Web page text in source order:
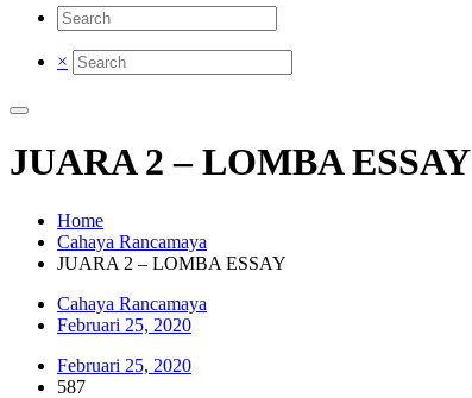
×
JUARA 2 – LOMBA ESSAY
Home
Cahaya Rancamaya
JUARA 2 – LOMBA ESSAY
Cahaya Rancamaya
Februari 25, 2020
Februari 25, 2020
587